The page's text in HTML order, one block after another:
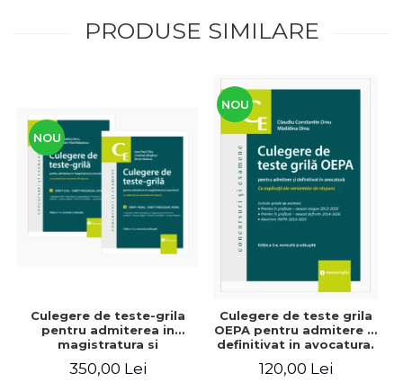
PRODUSE SIMILARE
NOU
Culegere de teste-grila
pentru admiterea in
magistratura si
avocatura. Editia a VII-a,
revizuita si adaugita -
350,00 Lei
NOU
Culegere de teste grila
OEPA pentru admitere si
definitivat in avocatura.
Cu explicatii ale
variantelor de raspuns.
120,00 Lei